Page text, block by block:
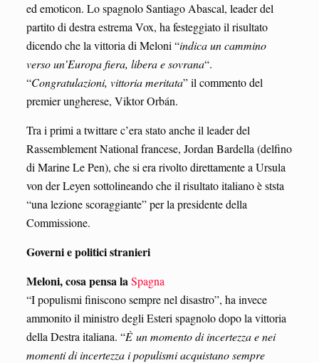
ed emoticon. Lo spagnolo Santiago Abascal, leader del
partito di destra estrema Vox, ha festeggiato il risultato
dicendo che la vittoria di Meloni “indica un cammino
verso un’Europa fiera, libera e sovrana“.
“Congratulazioni, vittoria meritata” il commento del
premier ungherese, Viktor Orbán.
Tra i primi a twittare c’era stato anche il leader del
Rassemblement National francese, Jordan Bardella (delfino
di Marine Le Pen), che si era rivolto direttamente a Ursula
von der Leyen sottolineando che il risultato italiano è ststa
“una lezione scoraggiante” per la presidente della
Commissione.
Governi e politici stranieri
Meloni, cosa pensa laSpagna
“I populismi finiscono sempre nel disastro”, ha invece
ammonito il ministro degli Esteri spagnolo dopo la vittoria
della Destra italiana. “È un momento di incertezza e nei
momenti di incertezza i populismi acquistano sempre